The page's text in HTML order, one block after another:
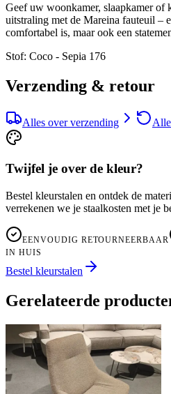
Geef uw woonkamer, slaapkamer of
uitstraling met de Mareina fauteuil –
comfortabel is, maar ook een
Stof: Coco - Sepia 176
Verzending & retour
Alles over verzending
Twijfel je over de kleur?
Bestel kleurstalen en ontdek de
verrekenen we je staalkosten met je
EENVOUDIG RETOURNEERBAAR
IN HUIS
Bestel kleurstalen
Gerelateerde